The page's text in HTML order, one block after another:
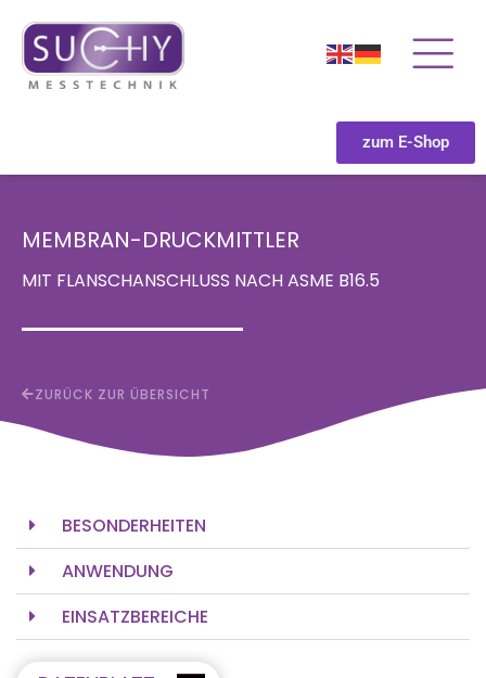
zum E-Shop
MEMBRAN-DRUCKMITTLER
MIT FLANSCHANSCHLUSS NACH ASME B16.5
ZURÜCK ZUR ÜBERSICHT
BESONDERHEITEN
ANWENDUNG
EINSATZBEREICHE